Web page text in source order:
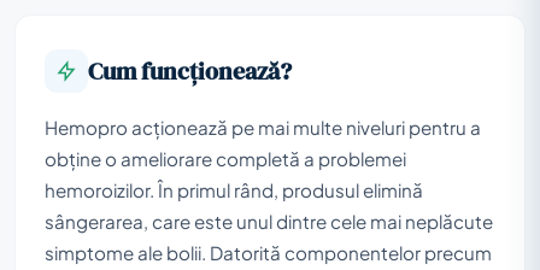
Cum funcționează?
Hemopro acționează pe mai multe niveluri pentru a
obține o ameliorare completă a problemei
hemoroizilor. În primul rând, produsul elimină
sângerarea, care este unul dintre cele mai neplăcute
simptome ale bolii. Datorită componentelor precum